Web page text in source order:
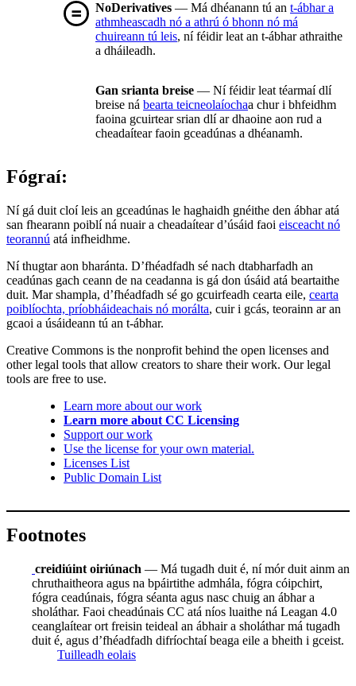
NoDerivatives — Má dhéanann tú an t-ábhar a
athmheascadh nó a athrú ó bhonn nó má
chuireann tú leis, ní féidir leat an t-ábhar athraithe
a dháileadh.
Gan srianta breise — Ní féidir leat téarmaí dlí
breise ná bearta teicneolaíochaa chur i bhfeidhm
faoina gcuirtear srian dlí ar dhaoine aon rud a
cheadaítear faoin gceadúnas a dhéanamh.
Fógraí:
Ní gá duit cloí leis an gceadúnas le haghaidh gnéithe den ábhar atá
san fhearann poiblí ná nuair a cheadaítear d’úsáid faoi eisceacht nó
teorannú atá infheidhme.
Ní thugtar aon bharánta. D’fhéadfadh sé nach dtabharfadh an
ceadúnas gach ceann de na ceadanna is gá don úsáid atá beartaithe
duit. Mar shampla, d’fhéadfadh sé go gcuirfeadh cearta eile, cearta
poiblíochta, príobháideachais nó morálta, cuir i gcás, teorainn ar an
gcaoi a úsáideann tú an t-ábhar.
Creative Commons is the nonprofit behind the open licenses and
other legal tools that allow creators to share their work. Our legal
tools are free to use.
Learn more about our work
Learn more about CC Licensing
Support our work
Use the license for your own material.
Licenses List
Public Domain List
Footnotes
creidiúint oiriúnach — Má tugadh duit é, ní mór duit ainm an
chruthaitheora agus na bpáirtithe admhála, fógra cóipchirt,
fógra ceadúnais, fógra séanta agus nasc chuig an ábhar a
sholáthar. Faoi cheadúnais CC atá níos luaithe ná Leagan 4.0
ceanglaítear ort freisin teideal an ábhair a sholáthar má tugadh
duit é, agus d’fhéadfadh difríochtaí beaga eile a bheith i gceist.
Tuilleadh eolais